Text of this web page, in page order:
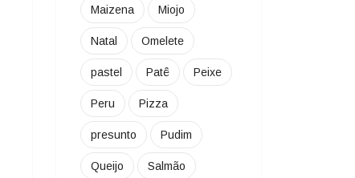
Maizena Miojo
Natal Omelete
pastel Patê Peixe
Peru Pizza
presunto Pudim
Queijo Salmão